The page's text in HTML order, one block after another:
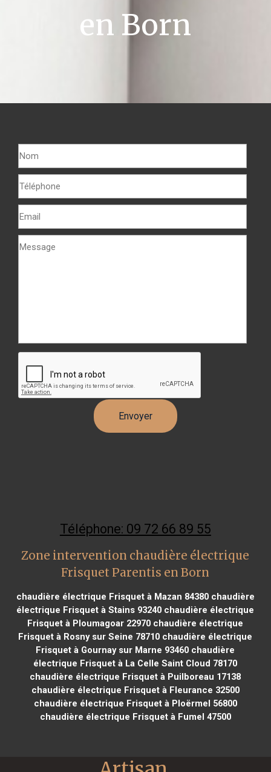
en Born
Téléphone: 09 72 66 89 55
Zone intervention chaudière électrique
Frisquet Parentis en Born
chaudière électrique Frisquet à Mazan 84380chaudière
électrique Frisquet à Stains 93240 chaudière électrique
Frisquet à Ploumagoar 22970 chaudière électrique
Frisquet à Rosny sur Seine 78710 chaudière électrique
Frisquet à Gournay sur Marne 93460 chaudière
électrique Frisquet à La Celle Saint Cloud 78170
chaudière électrique Frisquet à Puilboreau 17138
chaudière électrique Frisquet à Fleurance 32500
chaudière électrique Frisquet à Ploërmel 56800
chaudière électrique Frisquet à Fumel 47500